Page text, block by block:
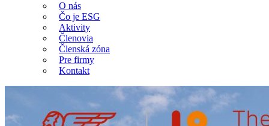
O nás
Čo je ESG
Aktivity
Členovia
Členská zóna
Pre firmy
Kontakt